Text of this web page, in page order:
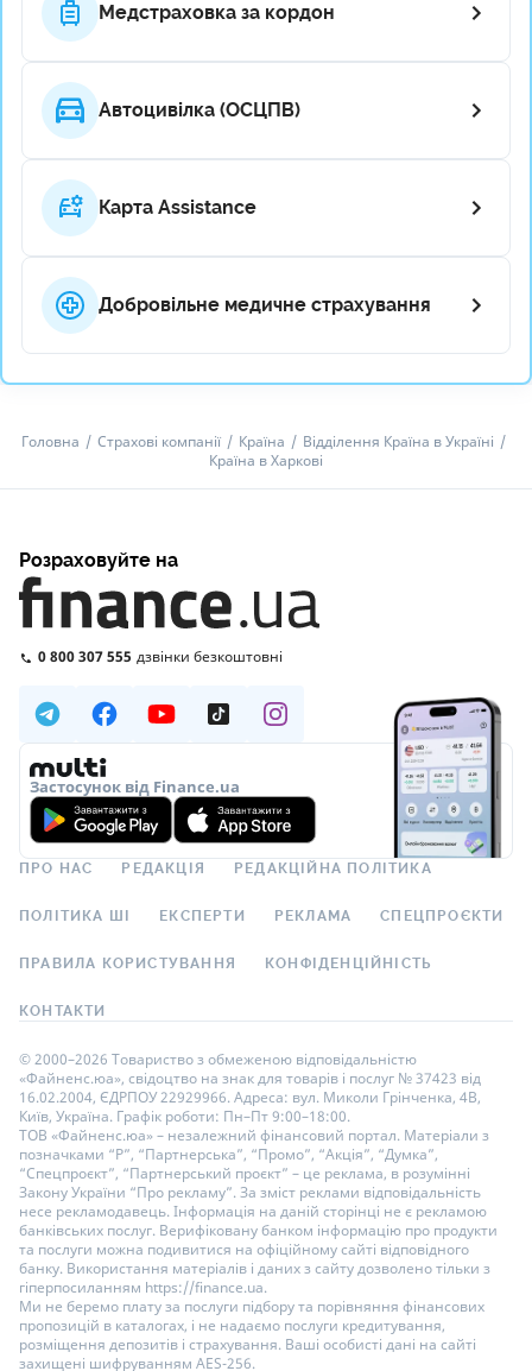
Медстраховка за кордон
Автоцивілка (ОСЦПВ)
Карта Assistance
Добровільне медичне страхування
Головна Страхові компанії Країна
Відділення Країна в Україні
Країна в Харкові
Розраховуйте на
0 800 307 555 дзвінки безкоштовні
Застосунок від Finance.ua
ПРО НАС РЕДАКЦІЯ РЕДАКЦІЙНА ПОЛІТИКА
ПОЛІТИКА ШІ ЕКСПЕРТИ РЕКЛАМА СПЕЦПРОЄКТИ
ПРАВИЛА КОРИСТУВАННЯ КОНФІДЕНЦІЙНІСТЬ
КОНТАКТИ
© 2000–2026 Товариство з обмеженою відповідальністю
«Файненс.юа», свідоцтво на знак для товарів і послуг № 37423 від
16.02.2004, ЄДРПОУ 22929966. Адреса: вул. Миколи Грінченка, 4В,
Київ, Україна. Графік роботи: Пн–Пт 9:00–18:00.
ТОВ «Файненс.юа» – незалежний фінансовий портал. Матеріали з
позначками “Р”, “Партнерська”, “Промо”, “Акція”, “Думка”,
“Спецпроєкт”, “Партнерський проєкт” – це реклама, в розумінні
Закону України “Про рекламу”. За зміст реклами відповідальність
несе рекламодавець. Інформація на даній сторінці не є рекламою
банківських послуг. Верифіковану банком інформацію про продукти
та послуги можна подивитися на офіційному сайті відповідного
банку. Використання матеріалів і даних з сайту дозволено тільки з
гіперпосиланням https://finance.ua.
Ми не беремо плату за послуги підбору та порівняння фінансових
пропозицій в каталогах, і не надаємо послуги кредитування,
розміщення депозитів і страхування. Ваші особисті дані на сайті
захищені шифруванням AES-256.